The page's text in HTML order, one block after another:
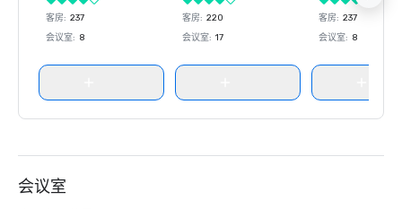
客房: 237
会议室: 8
客房: 220
会议室: 17
客房: 237
会议室: 8
会议室